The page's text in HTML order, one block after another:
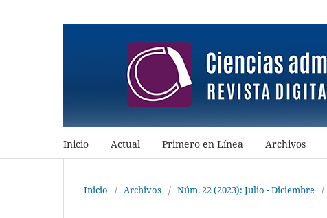
Inicio Actual Primero en Línea Archivos
Inicio / Archivos / Núm. 22 (2023): Julio - Diciembre /